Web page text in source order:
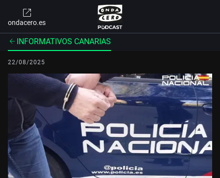
ondacero.es
INFORMATIVOS CANARIAS
22/08/2025